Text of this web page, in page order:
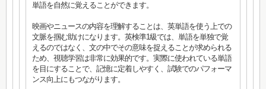
単語を自然に覚えることができます。
映画やニュースの内容を理解することは、英単語を使う上での
文脈を掴む助けになります。英検準1級では、単語を単独で覚
えるのではなく、文の中でその意味を捉えることが求められる
ため、視聴学習は非常に効果的です。実際に使われている単語
を目にすることで、記憶に定着しやすく、試験でのパフォーマ
ンス向上にもつながります。